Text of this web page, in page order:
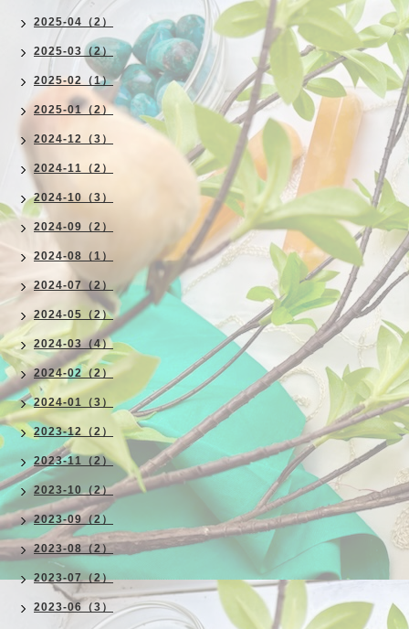
2025-04（2）
2025-03（2）
2025-02（1）
2025-01（2）
2024-12（3）
2024-11（2）
2024-10（3）
2024-09（2）
2024-08（1）
2024-07（2）
2024-05（2）
2024-03（4）
2024-02（2）
2024-01（3）
2023-12（2）
2023-11（2）
2023-10（2）
2023-09（2）
2023-08（2）
2023-07（2）
2023-06（3）